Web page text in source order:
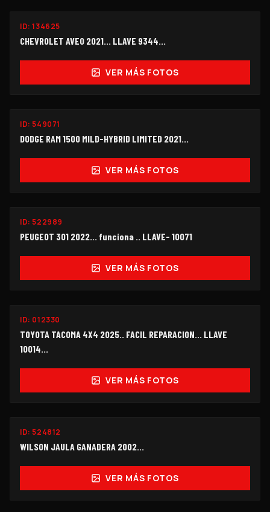
ID:134625
CHEVROLET AVEO 2021... LLAVE 9344…
VER MÁS FOTOS
ID: 549071
DODGE RAM 1500 MILD-HYBRID LIMITED 2021...
VER MÁS FOTOS
ID: 522989
PEUGEOT 301 2022... funciona .. LLAVE- 10071
VER MÁS FOTOS
ID: 012330
TOYOTA TACOMA 4X4 2025.. FACIL REPARACION... LLAVE
10014...
VER MÁS FOTOS
ID: 524812
WILSON JAULA GANADERA 2002...
VER MÁS FOTOS